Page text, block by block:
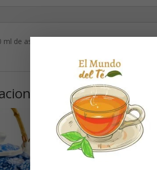
ml de aspecto martillado con colador